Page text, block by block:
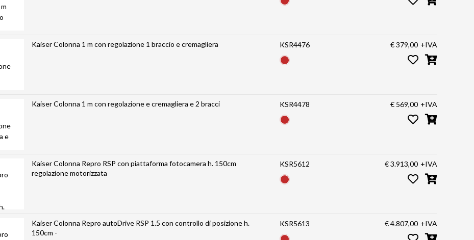
Kaiser Colonna 1 m con regolazione 1 braccio e cremagliera KSR4476 € 379,00 +IVA
Kaiser Colonna 1 m con regolazione e cremagliera e 2 bracci KSR4478 € 569,00 +IVA
Kaiser Colonna Repro RSP con piattaforma fotocamera h. 150cm
regolazione motorizzata
KSR5612 € 3.913,00 +IVA
Kaiser Colonna Repro autoDrive RSP 1.5 con controllo di posizione h.
150cm -
KSR5613 € 4.807,00 +IVA